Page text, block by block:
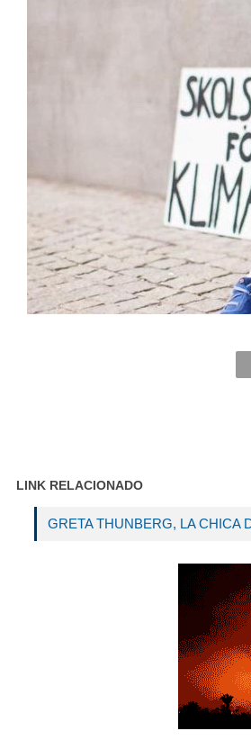
LINK RELACIONADO
GRETA THUNBERG, LA CHICA